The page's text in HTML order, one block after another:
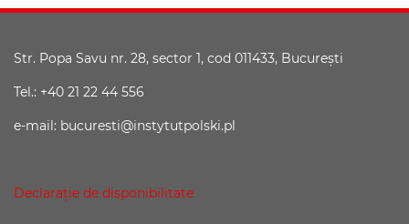
Str. Popa Savu nr. 28, sector 1, cod 011433, Bucureşti
Tel.: +40 21 22 44 556
e-mail: bucuresti@instytutpolski.pl
Declaraţie de disponibilitate